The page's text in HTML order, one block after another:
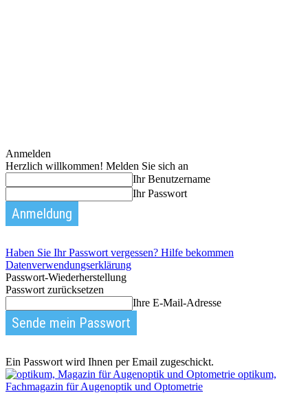
Anmelden
Herzlich willkommen! Melden Sie sich an
Ihr Benutzername
Ihr Passwort
Haben Sie Ihr Passwort vergessen? Hilfe bekommen
Datenverwendungserklärung
Passwort-Wiederherstellung
Passwort zurücksetzen
Ihre E-Mail-Adresse
Ein Passwort wird Ihnen per Email zugeschickt.
optikum,
Fachmagazin für Augenoptik und Optometrie